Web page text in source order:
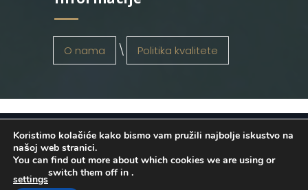
O nama Politika kvalitete
OSATINA GRUPA d.o.o. 2026
. Configured
byINFOS Osijek. Sva prava pridržana.
Koristimo kolačiće kako bismo vam pružili najbolje iskustvo na
našoj web stranici.
You can find out more about which cookies we are using or
switch them off in
settings
.